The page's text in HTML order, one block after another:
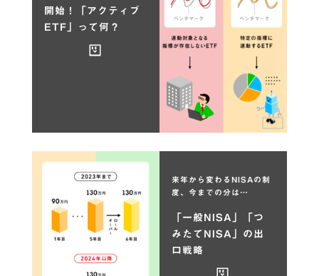
開始！「アクティブ
ETF」って何？
AD
来年から変わるNISAの制
度、今までの分は…
「一般NISA」「つ
みたてNISA」の出
口戦略